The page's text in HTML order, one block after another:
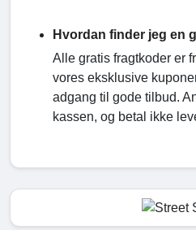
Hvordan finder jeg en
Alle gratis fragtkoder er
vores eksklusive
adgang til gode tilbud.
kassen, og betal ikke